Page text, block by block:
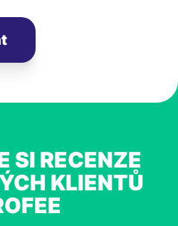
SI RECENZE
KLIENTŮ